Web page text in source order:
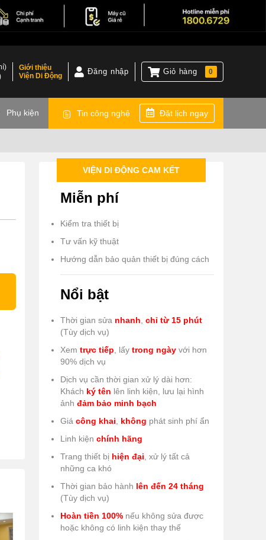
Giới thiệu
Viện Di Động
Đăng nhập Giỏ hàng 0
Phụ kiện Tin công nghệ Đặt lịch ngay
VIỆN DI ĐỘNG CAM KẾT
Miễn phí
Kiểm tra thiết bị
Tư vấn kỹ thuật
Hướng dẫn bảo quản thiết bị đúng cách
Nổi bật
Thời gian sửa nhanh chỉ từ 15 phút
(Tùy dịch vụ)
Xem trực tiếp , lấy trong ngày với hơn
90% dịch vụ
Dịch vụ cần thời gian xử lý dài hơn:
Khách ký tên lên linh kiện, lưu lại hình
ảnh đảm bảo minh bạch
Giá công khai không phát sinh phí ẩn
Linh kiện chính hãng
Trang thiết bị hiện đại , xử lý tất cả
những ca khó
Thời gian bảo hành lên đến 24 tháng
(Tùy dịch vụ)
Hoàn tiền 100% nếu không sửa được
hoặc không có linh kiện thay thế